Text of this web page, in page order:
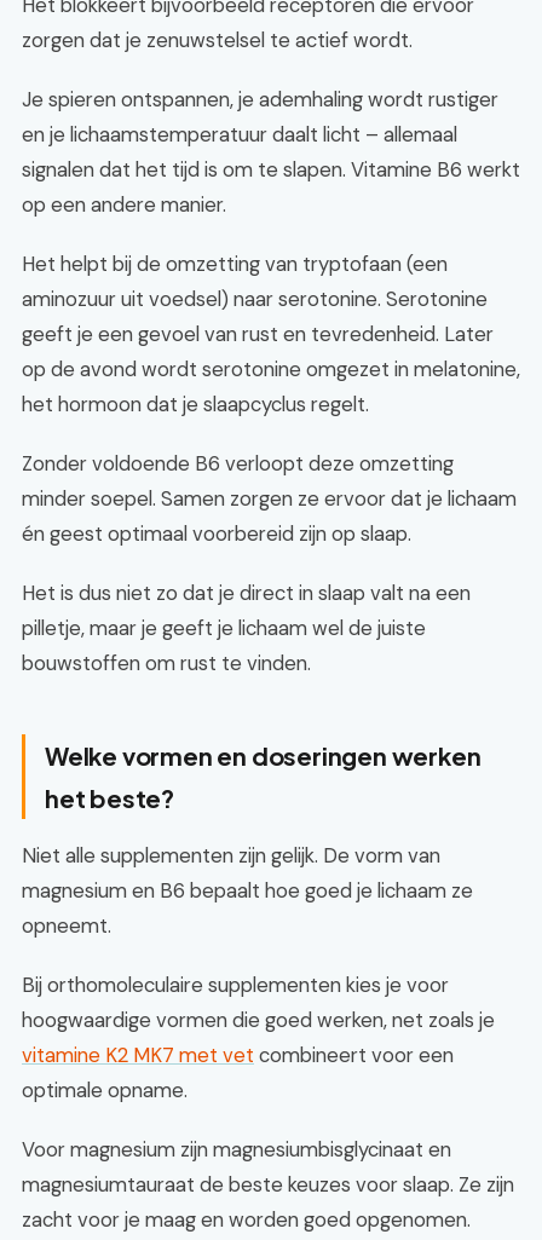
zorgen dat je zenuwstelsel te actief wordt.
Je spieren ontspannen, je ademhaling wordt rustiger
en je lichaamstemperatuur daalt licht – allemaal
signalen dat het tijd is om te slapen. Vitamine B6 werkt
op een andere manier.
Het helpt bij de omzetting van tryptofaan (een
aminozuur uit voedsel) naar serotonine. Serotonine
geeft je een gevoel van rust en tevredenheid. Later
op de avond wordt serotonine omgezet in melatonine,
het hormoon dat je slaapcyclus regelt.
Zonder voldoende B6 verloopt deze omzetting
minder soepel. Samen zorgen ze ervoor dat je lichaam
én geest optimaal voorbereid zijn op slaap.
Het is dus niet zo dat je direct in slaap valt na een
pilletje, maar je geeft je lichaam wel de juiste
bouwstoffen om rust te vinden.
Welke vormen en doseringen werken
het beste?
Niet alle supplementen zijn gelijk. De vorm van
magnesium en B6 bepaalt hoe goed je lichaam ze
opneemt.
Bij orthomoleculaire supplementen kies je voor
hoogwaardige vormen die goed werken, net zoals je
vitamine K2 MK7 met vet combineert voor een
optimale opname.
Voor magnesium zijn magnesiumbisglycinaat en
magnesiumtauraat de beste keuzes voor slaap. Ze zijn
zacht voor je maag en worden goed opgenomen.